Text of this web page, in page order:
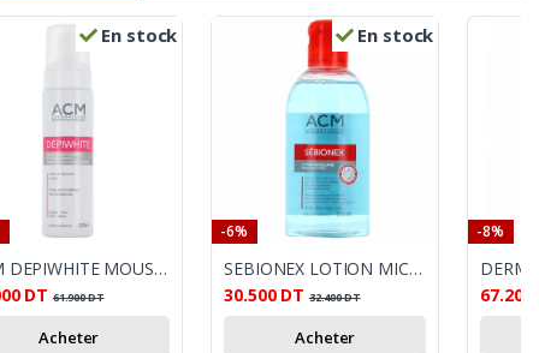
En stock
ACM DEPIWHITE MOUSSE NETTOYANTE ECLAIRCISSANTE 200ML
DT 61.900DT
Acheter
En stock
-6%
SEBIONEX LOTION MICELLARE 250 ML
30.500 DT 32.400DT
Acheter
-8%
67.200